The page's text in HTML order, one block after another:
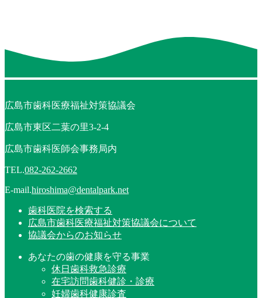
広島市歯科医療福祉対策協議会
広島市東区二葉の里3-2-4
広島市歯科医師会事務局内
TEL.082-262-2662
E-mail.hiroshima@dentalpark.net
歯科医院を検索する
広島市歯科医療福祉対策協議会について
協議会からのお知らせ
あなたの歯の健康を守る事業
休日歯科救急診療
在宅訪問歯科健診・診療
妊婦歯科健康診査